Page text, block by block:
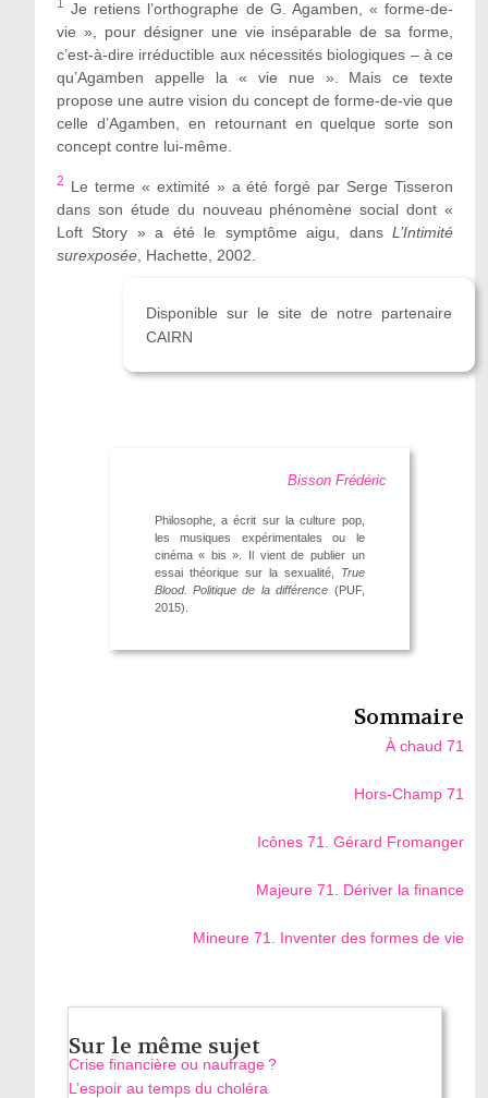
1 Je retiens l’orthographe de G. Agamben, « forme-de-
vie », pour désigner une vie inséparable de sa forme,
c’est-à-dire irréductible aux nécessités biologiques – à ce
qu’Agamben appelle la «
vie nue
». Mais ce texte
propose une autre vision du concept de forme-de-vie que
celle d’Agamben, en retournant en quelque sorte son
concept contre lui-même.
2 Le terme « extimité » a été forgé par Serge Tisseron
dans son étude du nouveau phénomène social dont «
Loft Story » a été le symptôme aigu, dansL’Intimité
surexposée, Hachette, 2002.
Disponible sur le site de notre partenaire
CAIRN
Bisson Frédéric
Philosophe, a écrit sur la culture pop,
les musiques expérimentales ou le
cinéma « bis ». Il vient de publier un
essai théorique sur la sexualité,
True
Blood. Politique de la différence (PUF,
2015).
Sommaire
À chaud 71
Hors-Champ 71
Icônes 71. Gérard Fromanger
Majeure 71. Dériver la finance
Mineure 71. Inventer des formes de vie
Sur le même sujet
Crise financière ou naufrage ?
L’espoir au temps du choléra